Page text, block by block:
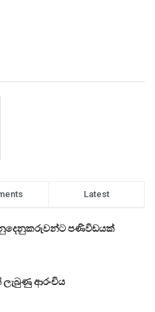
Latest
පණිවිඩයක්
ලැබුණු ආරංචිය